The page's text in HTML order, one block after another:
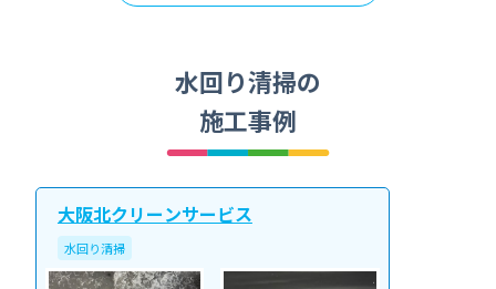
水回り清掃の
施工事例
大阪北クリーンサービス
水回り清掃